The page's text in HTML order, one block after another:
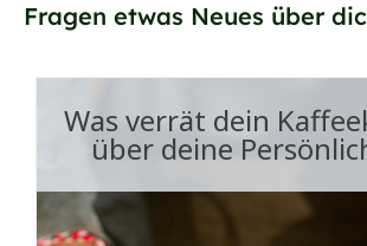
Fragen etwas Neues über